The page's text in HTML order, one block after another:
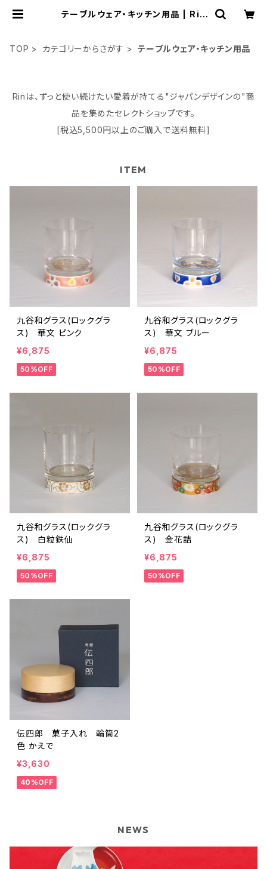
テーブルウェア・キッチン用品 | Rin
TOP カテゴリーからさがす テーブルウェア・キッチン用品
Rinは、ずっと使い続けたい愛着が持てる"ジャパンデザインの"商
品を集めたセレクトショップです。
[税込5,500円以上のご購入で送料無料]
ITEM
九谷和グラス(ロックグラ
ス) 華文 ピンク
¥6,875
50%OFF
九谷和グラス(ロックグラ
ス) 華文 ブルー
¥6,875
50%OFF
九谷和グラス(ロックグラ
ス) 白粒鉄仙
¥6,875
50%OFF
九谷和グラス(ロックグラ
ス) 金花詰
¥6,875
50%OFF
伝四郎 菓子入れ 輪筒2
色 かえで
¥3,630
40%OFF
NEWS